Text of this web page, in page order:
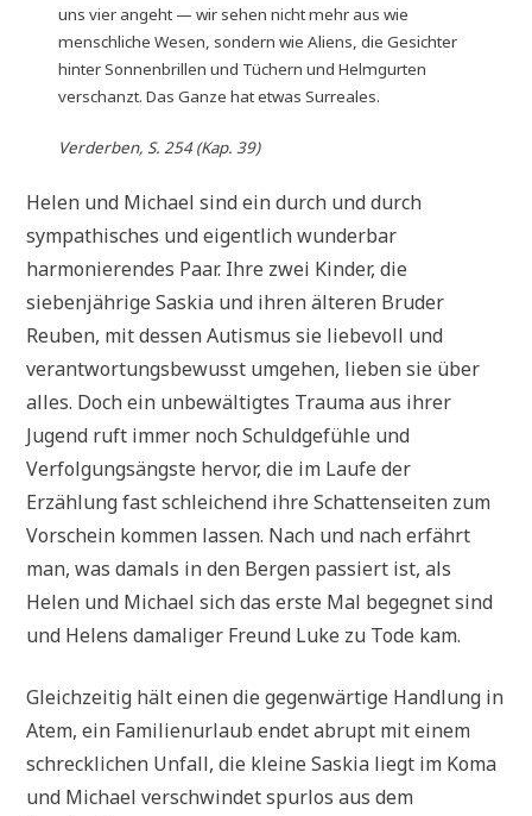
uns vier angeht — wir sehen nicht mehr aus wie
menschliche Wesen, sondern wie Aliens, die Gesichter
hinter Sonnenbrillen und Tüchern und Helmgurten
verschanzt. Das Ganze hat etwas Surreales.
Verderben, S. 254 (Kap. 39)
Helen und Michael sind ein durch und durch
sympathisches und eigentlich wunderbar
harmonierendes Paar. Ihre zwei Kinder, die
siebenjährige Saskia und ihren älteren Bruder
Reuben, mit dessen Autismus sie liebevoll und
verantwortungsbewusst umgehen, lieben sie über
alles. Doch ein unbewältigtes Trauma aus ihrer
Jugend ruft immer noch Schuldgefühle und
Verfolgungsängste hervor, die im Laufe der
Erzählung fast schleichend ihre Schattenseiten zum
Vorschein kommen lassen. Nach und nach erfährt
man, was damals in den Bergen passiert ist, als
Helen und Michael sich das erste Mal begegnet sind
und Helens damaliger Freund Luke zu Tode kam.
Gleichzeitig hält einen die gegenwärtige Handlung in
Atem, ein Familienurlaub endet abrupt mit einem
schrecklichen Unfall, die kleine Saskia liegt im Koma
und Michael verschwindet spurlos aus dem